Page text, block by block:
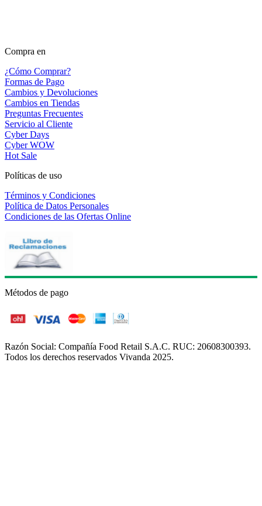
Compra en
¿Cómo Comprar?
Formas de Pago
Cambios y Devoluciones
Cambios en Tiendas
Preguntas Frecuentes
Servicio al Cliente
Cyber Days
Cyber WOW
Hot Sale
Políticas de uso
Términos y Condiciones
Política de Datos Personales
Condiciones de las Ofertas Online
Métodos de pago
Razón Social: Compañía Food Retail S.A.C. RUC: 20608300393.
Todos los derechos reservados Vivanda 2025.